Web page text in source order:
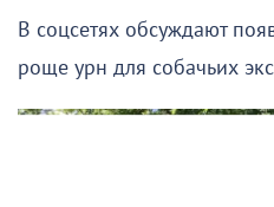
В соцсетях обсуждают
роще урн для собачьих